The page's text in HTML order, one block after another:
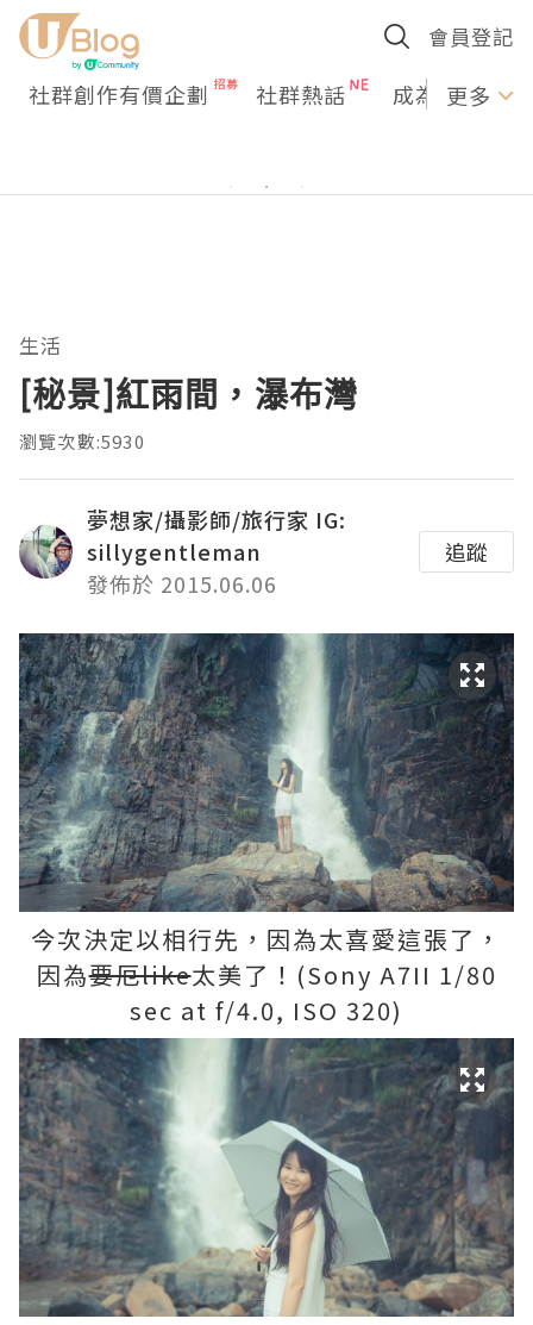
會員登記
社群創作有價企劃 社群熱話 成為U更多
生活
[秘景]紅雨間，瀑布灣
瀏覽次數:5930
夢想家/攝影師/旅行家 IG:
sillygentleman
發佈於 2015.06.06
追蹤
今次決定以相行先，因為太喜愛這張了，
因為要厄like太美了！(Sony A7II 1/80
sec at f/4.0, ISO 320)